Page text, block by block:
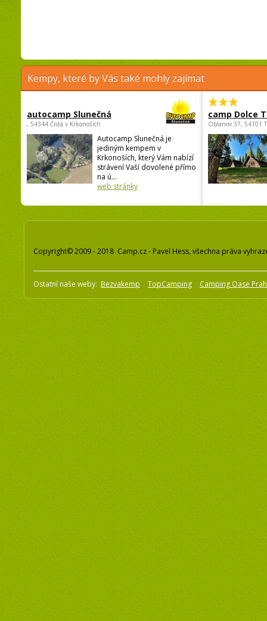
Kempy, které by Vás také mohly zajímat
autocamp Slunečná
, 54344 Čistá v Krkonoších
Autocamp Slunečná je
jediným kempem v
Krkonoších, který Vám nabízí
strávení Vaší dovolené přímo
na ú...
web stránky
camp Dolce
Oblanov 37, 54101
Copyright© 2009 - 2018 Camp.cz - Pavel Hess, všechna práva
Ostatní naše weby: Bezvakemp TopCamping Camping Oase